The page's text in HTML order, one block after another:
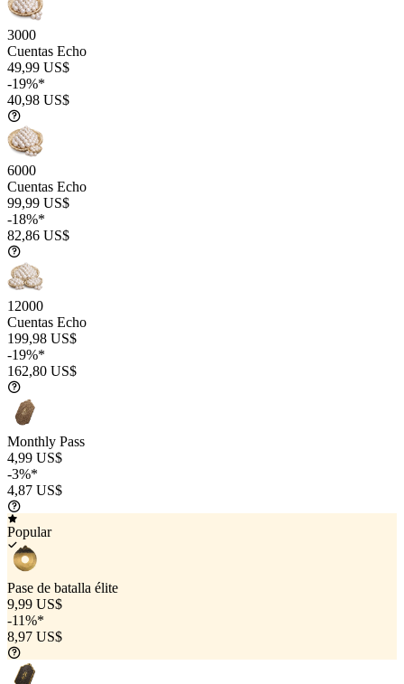
3000
Cuentas Echo
49,99 US$
-19%*
40,98 US$
6000
Cuentas Echo
99,99 US$
-18%*
82,86 US$
12000
Cuentas Echo
199,98 US$
-19%*
162,80 US$
Monthly Pass
4,99 US$
-3%*
4,87 US$
Popular
Pase de batalla élite
9,99 US$
-11%*
8,97 US$